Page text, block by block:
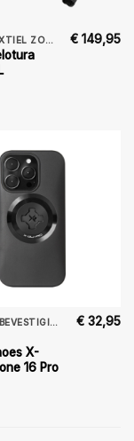
JASSEN TEXTIEL ZOMER € 149,95
TELEFOONBEVESTIGING
X-
16 Pro
€ 32,95